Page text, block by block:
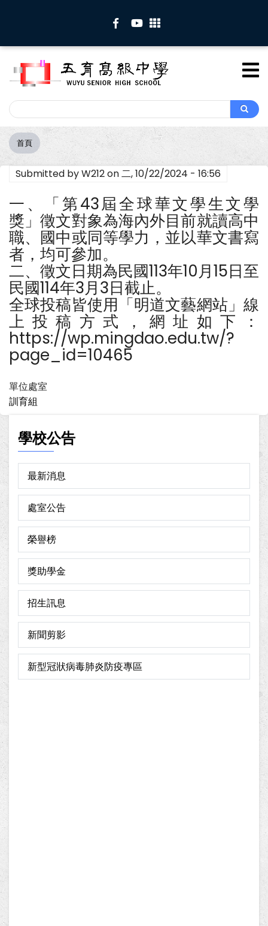
內
Search
Search
導
航
連
首頁
Submitted byW212on二, 10/22/2024 - 16:56
一、「第43屆全球華文學生文學
獎」徵文對象為海內外目前就讀高中
職、國中或同等學力，並以華文書寫
者，均可參加。
二、徵文日期為民國113年10月15日至
民國114年3月3日截止。
全球投稿皆使用「明道文藝網站」線
上投稿方式，網址如下：
https://wp.mingdao.edu.tw/?
page_id=10465
單位處室
訓育組
學校公告
最新消息
處室公告
榮譽榜
獎助學金
招生訊息
新聞剪影
新型冠狀病毒肺炎防疫專區